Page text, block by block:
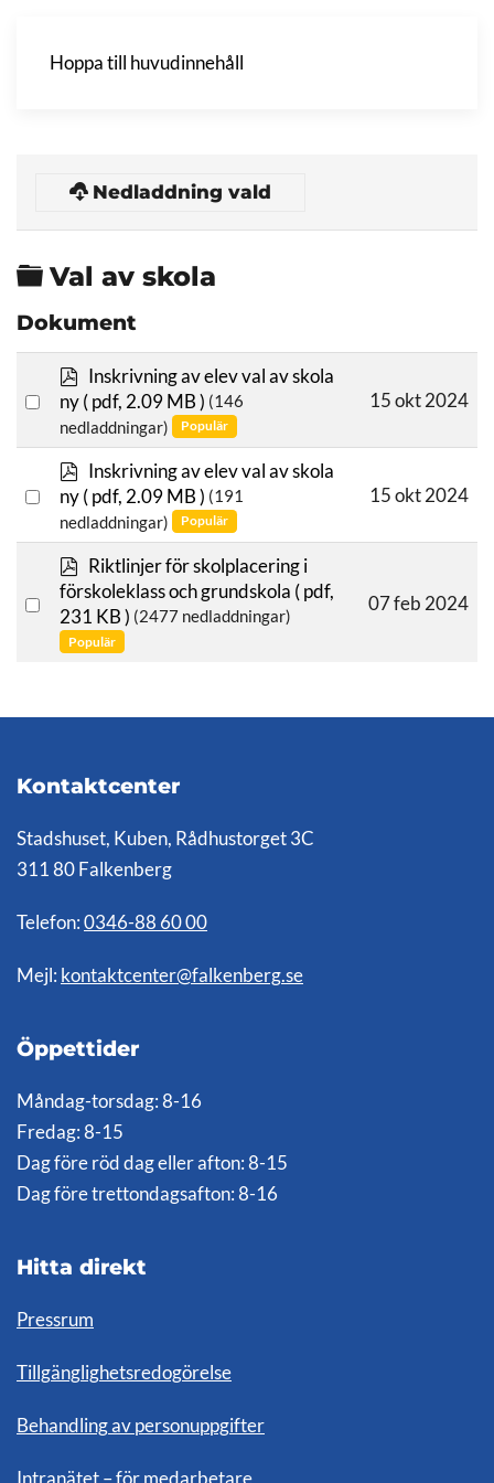
Hoppa till huvudinnehåll
Nedladdning vald
Mapp
Val av skola
Dokument
Select
item
p
d
f
Inskrivning av elev val av skola
ny ( pdf, 2.09 MB ) (146
nedladdningar)
Populär
15 okt 2024
Select
item
p
d
f
Inskrivning av elev val av skola
ny ( pdf, 2.09 MB ) (191
nedladdningar)
Populär
15 okt 2024
Select
p
d
f
Riktlinjer för skolplacering i
förskoleklass och grundskola ( pdf,
231 KB ) (2477 nedladdningar)
Populär
07 feb 2024
Kontaktcenter
Stadshuset, Kuben, Rådhustorget 3C
311 80 Falkenberg
Telefon: 0346-88 60 00
Mejl: kontaktcenter@falkenberg.se
Öppettider
Måndag-torsdag: 8-16
Fredag: 8-15
Dag före röd dag eller afton: 8-15
Dag före trettondagsafton: 8-16
Hitta direkt
Pressrum
Tillgänglighetsredogörelse
Behandling av personuppgifter
Intranätet – för medarbetare